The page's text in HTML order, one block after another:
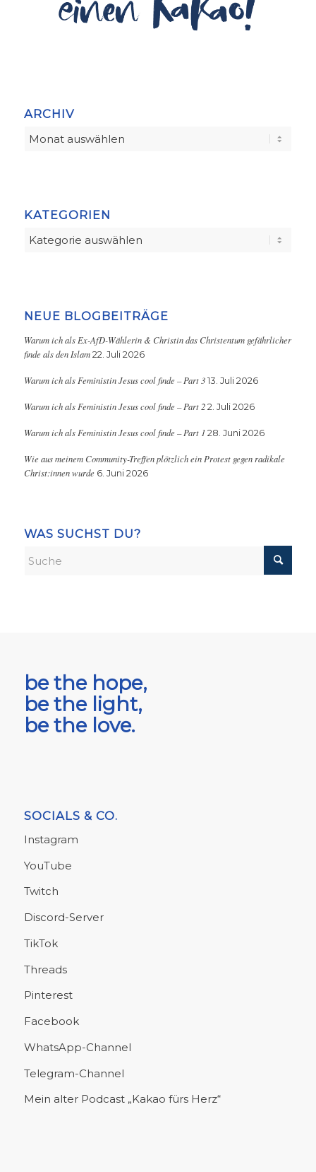
ARCHIV
KATEGORIEN
Kategorien
NEUE BLOGBEITRÄGE
Warum ich als Ex-AfD-Wählerin & Christin das Christentum gefährlicher
finde als den Islam 22. Juli 2026
Warum ich als Feministin Jesus cool finde – Part 3 13. Juli 2026
Warum ich als Feministin Jesus cool finde – Part 2 2. Juli 2026
Warum ich als Feministin Jesus cool finde – Part 1 28. Juni 2026
Wie aus meinem Community-Treffen plötzlich ein Protest gegen radikale
Christ:innen wurde 6. Juni 2026
WAS SUCHST DU?
be the hope,
be the light,
be the love.
SOCIALS & CO.
Instagram
YouTube
Twitch
Discord-Server
TikTok
Threads
Pinterest
Facebook
WhatsApp-Channel
Telegram-Channel
Mein alter Podcast „Kakao fürs Herz“